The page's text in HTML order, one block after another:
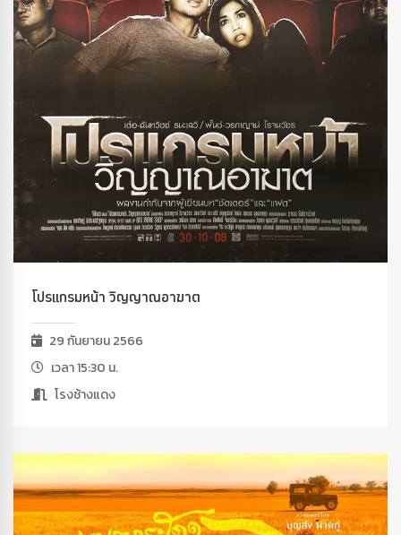
โปรแกรมหน้า วิญญาณอาฆาต
29 กันยายน 2566
เวลา 15:30 น.
โรงช้างแดง